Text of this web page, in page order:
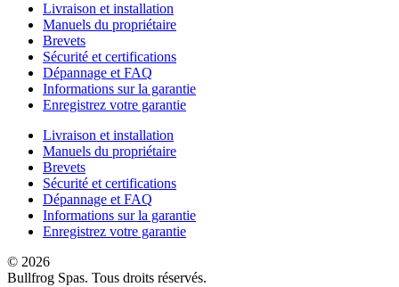
Livraison et installation
Manuels du propriétaire
Brevets
Sécurité et certifications
Dépannage et FAQ
Informations sur la garantie
Enregistrez votre garantie
Livraison et installation
Manuels du propriétaire
Brevets
Sécurité et certifications
Dépannage et FAQ
Informations sur la garantie
Enregistrez votre garantie
© 2026
Bullfrog Spas. Tous droits réservés.